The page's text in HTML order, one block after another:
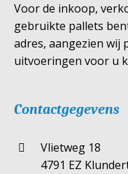
Voor de inkoop,
gebruikte pallets
adres, aangezien wij
uitvoeringen voor u
Contactgegevens
Vlietweg 18
4791 EZ